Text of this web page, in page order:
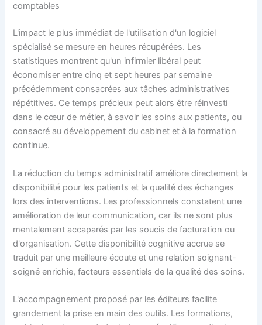
comptables
L'impact le plus immédiat de l'utilisation d'un logiciel
spécialisé se mesure en heures récupérées. Les
statistiques montrent qu'un infirmier libéral peut
économiser entre cinq et sept heures par semaine
précédemment consacrées aux tâches administratives
répétitives. Ce temps précieux peut alors être réinvesti
dans le cœur de métier, à savoir les soins aux patients, ou
consacré au développement du cabinet et à la formation
continue.
La réduction du temps administratif améliore directement la
disponibilité pour les patients et la qualité des échanges
lors des interventions. Les professionnels constatent une
amélioration de leur communication, car ils ne sont plus
mentalement accaparés par les soucis de facturation ou
d'organisation. Cette disponibilité cognitive accrue se
traduit par une meilleure écoute et une relation soignant-
soigné enrichie, facteurs essentiels de la qualité des soins.
L'accompagnement proposé par les éditeurs facilite
grandement la prise en main des outils. Les formations,